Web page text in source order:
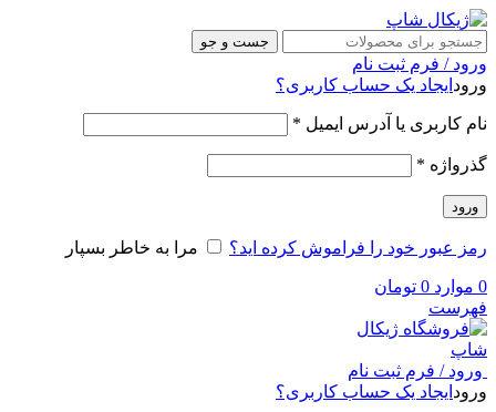
جست و جو
ورود / فرم ثبت نام
ورود ایجاد یک حساب کاربری؟
نام کاربری یا آدرس ایمیل *
گذرواژه *
ورود
رمز عبور خود را فراموش کرده اید؟ مرا به خاطر بسپار
0 موارد 0 تومان
فهرست
ورود / فرم ثبت نام
ورود ایجاد یک حساب کاربری؟